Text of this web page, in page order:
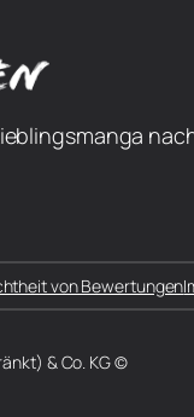
von Bewertungen
& Co. KG ©